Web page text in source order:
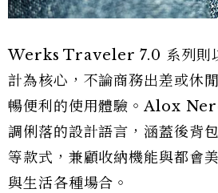
Werks Traveler 7.0 系列則
計為核心，不論商務出差或休
暢便利的使用體驗。Alox
調俐落的設計語言，涵蓋後背
等款式，兼顧收納機能與都會
與生活各種場合。